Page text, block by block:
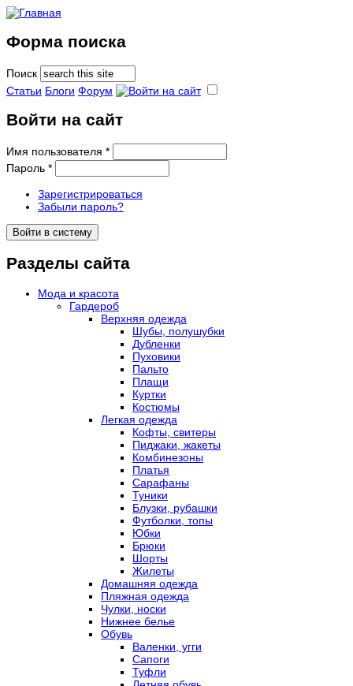
Форма поиска
Поиск
Статьи Блоги Форум
Войти на сайт
Имя пользователя *
Пароль *
Зарегистрироваться
Забыли пароль?
Разделы сайта
Мода и красота
Гардероб
Верхняя одежда
Шубы, полушубки
Дубленки
Пуховики
Пальто
Плащи
Куртки
Костюмы
Легкая одежда
Кофты, свитеры
Пиджаки, жакеты
Комбинезоны
Платья
Сарафаны
Туники
Блузки, рубашки
Футболки, топы
Юбки
Брюки
Шорты
Жилеты
Домашняя одежда
Пляжная одежда
Чулки, носки
Нижнее белье
Обувь
Валенки, угги
Сапоги
Туфли